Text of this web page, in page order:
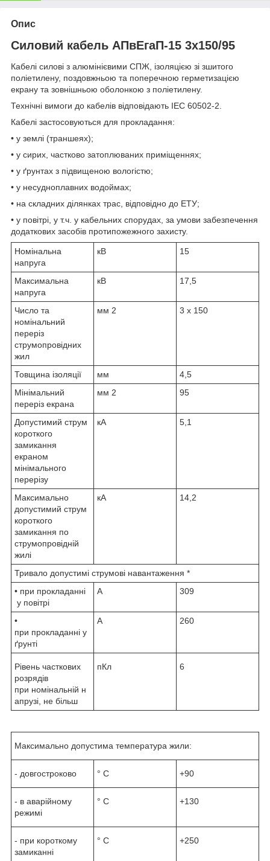
Опис
Силовий кабель АПвЕгаП-15 3х150/95
Кабелі силові з алюмінієвими СПЖ, ізоляцією зі зшитого
поліетилену, поздовжньою та поперечною герметизацією
екрану та зовнішньою оболонкою з поліетилену.
Технічні вимоги до кабелів відповідають IEC 60502-2.
Кабелі застосовуються для прокладання:
• у землі (траншеях);
• у сирих, частково затоплюваних приміщеннях;
• у ґрунтах з підвищеною вологістю;
• у несудноплавних водоймах;
• на складних ділянках трас, відповідно до ЕТУ;
• у повітрі, у т.ч. у кабельних спорудах, за умови забезпечення
додаткових засобів протипожежного захисту.
Номінальна
напруга
кВ 15
Максимальна
напруга
кВ 17,5
Число та
номінальний
переріз
струмопровідних
жил
мм 2 3 x 150
Товщина ізоляції мм
4,5
Мінімальний
переріз екрана
мм 2 95
Допустимий струм
короткого
замикання
екраном
мінімального
перерізу
кА 5,1
Максимально
допустимий струм
короткого
замикання по
струмопровідній
жилі
кА 14,2
Тривало допустимі струмові навантаження *
• при прокладанні
у повітрі
А 309
•
при прокладанні у
ґрунті
А 260
Рівень часткових
розрядів
при номінальній н
апрузі, не більш
пКл 6
Максимально допустима температура жили:
- довгостроково ° С +90
- в аварійному
режимі
° С +130
- при короткому
замиканні
° С +250